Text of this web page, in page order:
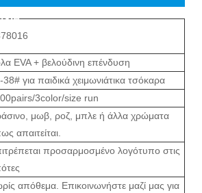
EVA + βελούδινη επένδυση
38# για παιδικά χειμωνιάτικα τσόκαρα
3color/size run
μωβ, ροζ, μπλε ή άλλα χρώματα
απαιτείται.
προσαρμοσμένο λογότυπο στις
απόθεμα. Επικοινωνήστε μαζί μας για